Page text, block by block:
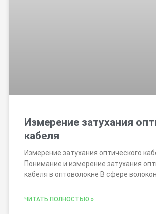
Измерение затухания
кабеля
Измерение затухания оптического
Понимание и измерение затухания
кабеля в оптоволокне В сфере
ЧИТАТЬ ПОЛНОСТЬЮ »